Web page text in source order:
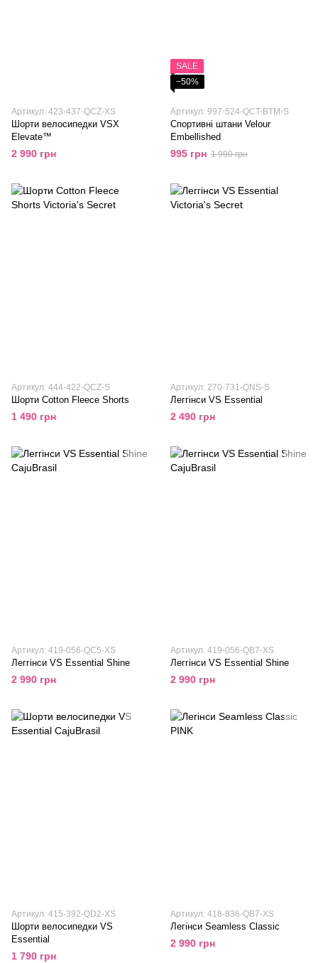
Артикул: 423-437-QCZ-XS
Шорти велосипедки VSX
Elevate™
2 990 грн
SALE
−50%
Артикул: 997-524-QCT-BTM-S
Спортивні штани Velour
Embellished
995 грн 1 990 грн
Артикул: 444-422-QCZ-S
Шорти Cotton Fleece Shorts
1 490 грн
Артикул: 270-731-QNS-S
Леггінси VS Essential
2 490 грн
Артикул: 419-056-QC5-XS
Леггінси VS Essential Shine
2 990 грн
Артикул: 419-056-QB7-XS
Леггінси VS Essential Shine
2 990 грн
Артикул: 415-392-QD2-XS
Шорти велосипедки VS
Essential
1 790 грн
Артикул: 418-836-QB7-XS
Легінси Seamless Classic
2 990 грн